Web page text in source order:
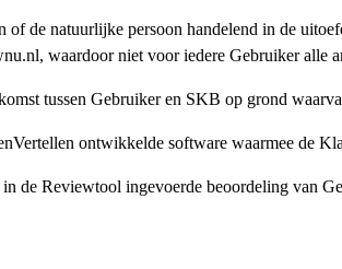
of de natuurlijke persoon handelend in de
waardoor niet voor iedere Gebruiker alle
tussen Gebruiker en SKB op grond
ontwikkelde software waarmee de
de Reviewtool ingevoerde beoordeling van